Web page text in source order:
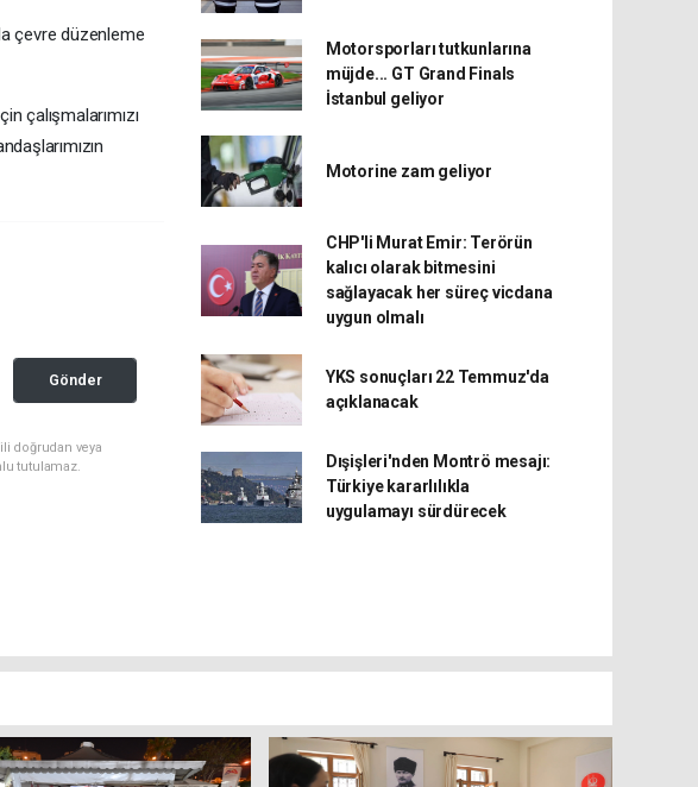
çevre düzenleme
çalışmalarımızı
Gönder
doğrudan veya
tutulamaz.
Motorsporları tutkunlarına
müjde... GT Grand Finals
İstanbul geliyor
Motorine zam geliyor
CHP'li Murat Emir: Terörün
kalıcı olarak bitmesini
sağlayacak her süreç vicdana
uygun olmalı
YKS sonuçları 22 Temmuz'da
açıklanacak
Dışişleri'nden Montrö mesajı:
Türkiye kararlılıkla
uygulamayı sürdürecek